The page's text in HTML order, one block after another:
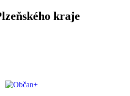
kraje